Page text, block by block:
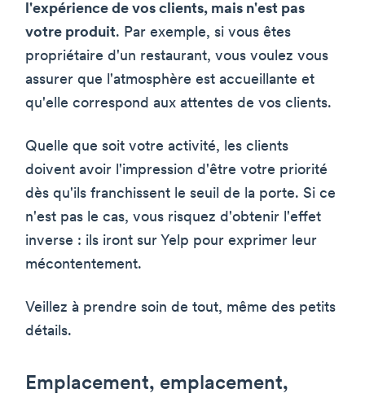
l'expérience de vos clients, mais n'est pas
votre produit. Par exemple, si vous êtes
propriétaire d'un restaurant, vous voulez vous
assurer que l'atmosphère est accueillante et
qu'elle correspond aux attentes de vos clients.
Quelle que soit votre activité, les clients
doivent avoir l'impression d'être votre priorité
dès qu'ils franchissent le seuil de la porte. Si ce
n'est pas le cas, vous risquez d'obtenir l'effet
inverse : ils iront sur Yelp pour exprimer leur
mécontentement.
Veillez à prendre soin de tout, même des petits
détails.
Emplacement, emplacement,